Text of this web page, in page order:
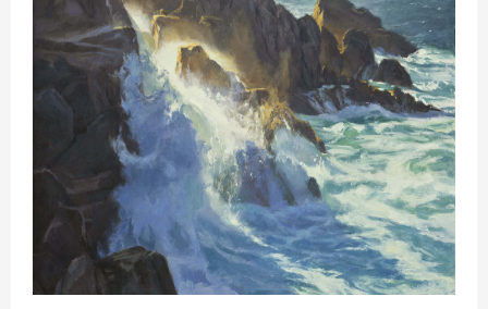
किया - क्या तुम्हें मेरी बात पर विश्वास हुआ ?
कुछ देर चुप रहने के बाद शेर ने कहा - तुम ठीक कहती
हो। जंगल की राजा तुम्हीं है।
परिस्थितियाँ कितनी भी विपरीत क्यों न हो हम अपने
दिमाग का इस्तेमाल कर उसे अपने पक्ष में कर सकते हैं।
हमारा दिमाग प्रोग्राम के आधार पर काम करने वाला
कंप्यूटर नहीं है।
दिमाग को आउट ऑफ़ बॉक्स सोचने की क्षमता है। हर
समस्या का समाधान तलाशने की ताकत है, यह तभी
संभव होगा जब हूँ विपरीत परिस्थितियाँ में भी अपना धैर्य
बरकरार रखेंगे।